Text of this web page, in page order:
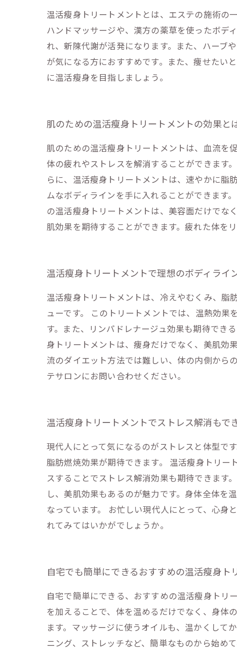
温活瘦身トリートメントとは、エステの施術の
ハンドマッサージや、漢方の薬草を使ったボデ
れ、新陳代謝が活発になります。また、ハーブ
が気になる方におすすめです。また、痩せたい
に温活瘦身を目指しましょう。
肌のための温活瘦身トリートメントの効果と
肌のための温活瘦身トリートメントは、血流を
体の疲れやストレスを解消することができます
らに、温活瘦身トリートメントは、速やかに脂
ムなボディラインを手に入れることができます
の温活瘦身トリートメントは、美容面だけでな
肌効果を期待することができます。疲れた体を
温活瘦身トリートメントで理想のボディライ
温活瘦身トリートメントは、冷えやむくみ、脂
ューです。 このトリートメントでは、温熱効
す。また、リンパドレナージュ効果も期待でき
身トリートメントは、痩身だけでなく、美肌効
流のダイエット方法では難しい、体の内側から
テサロンにお問い合わせください。
温活瘦身トリートメントでストレス解消もで
現代人にとって気になるのがストレスと体型で
脂肪燃焼効果が期待できます。 温活瘦身トリー
スすることでストレス解消効果も期待できます
し、美肌効果もあるのが魅力です。身体全体を
なっています。 お忙しい現代人にとって、心
れてみてはいかがでしょうか。
自宅でも簡単にできるおすすめの温活瘦身ト
自宅で簡単にできる、おすすめの温活瘦身トリ
を加えることで、体を温めるだけでなく、身体
ます。マッサージに使うオイルも、温かくして
ニング、ストレッチなど、簡単なものから始め